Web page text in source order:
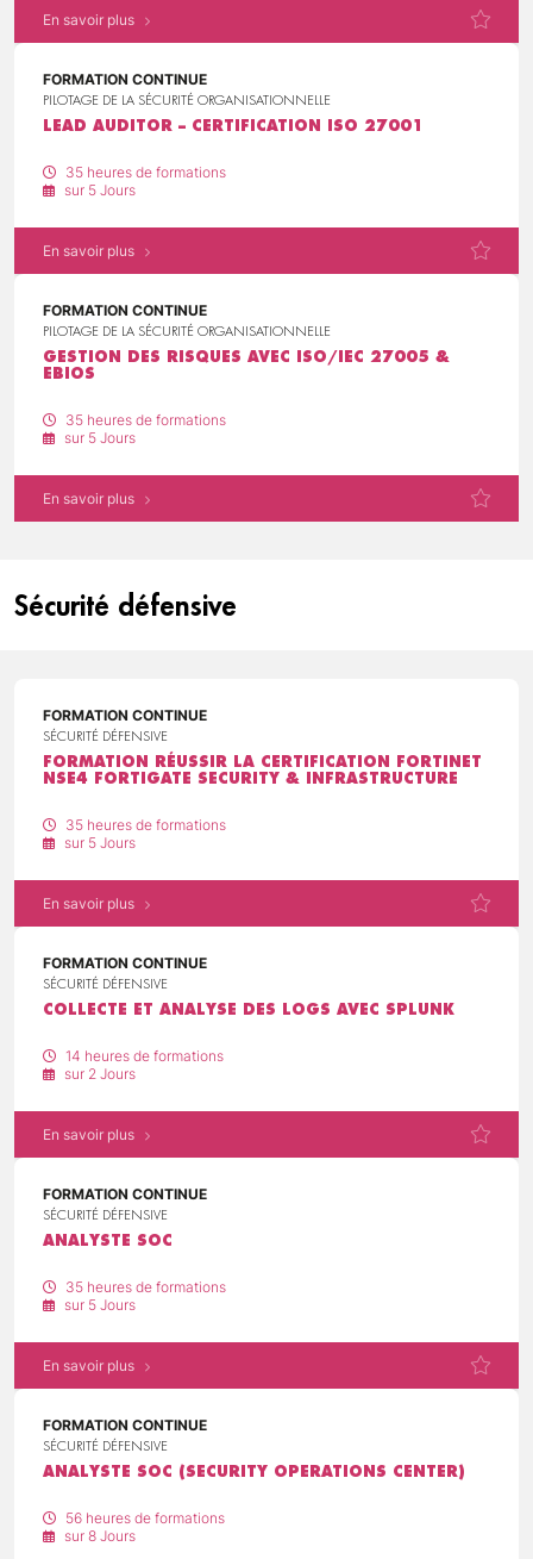
En savoir plus
FORMATION CONTINUE
PILOTAGE DE LA SÉCURITÉ ORGANISATIONNELLE
LEAD AUDITOR – CERTIFICATION ISO 27001
35 heures de formations
sur 5 Jours
En savoir plus
FORMATION CONTINUE
PILOTAGE DE LA SÉCURITÉ ORGANISATIONNELLE
GESTION DES RISQUES AVEC ISO/IEC 27005 &
EBIOS
35 heures de formations
sur 5 Jours
En savoir plus
Sécurité défensive
FORMATION CONTINUE
SÉCURITÉ DÉFENSIVE
FORMATION RÉUSSIR LA CERTIFICATION FORTINET
NSE4 FORTIGATE SECURITY & INFRASTRUCTURE
35 heures de formations
sur 5 Jours
En savoir plus
FORMATION CONTINUE
SÉCURITÉ DÉFENSIVE
COLLECTE ET ANALYSE DES LOGS AVEC SPLUNK
14 heures de formations
sur 2 Jours
En savoir plus
FORMATION CONTINUE
SÉCURITÉ DÉFENSIVE
ANALYSTE SOC
35 heures de formations
sur 5 Jours
En savoir plus
FORMATION CONTINUE
SÉCURITÉ DÉFENSIVE
ANALYSTE SOC (SECURITY OPERATIONS CENTER)
56 heures de formations
sur 8 Jours